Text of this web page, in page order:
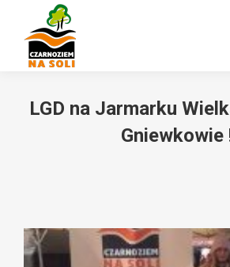
LGD na Jarmarku
Gniewkowie